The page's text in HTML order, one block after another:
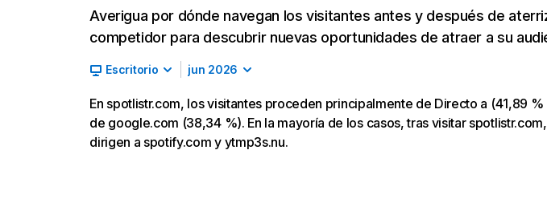
Averigua por dónde navegan los visitantes antes y después de
competidor para descubrir nuevas oportunidades de atraer a su
Escritorio jun 2026
En spotlistr.com, los visitantes proceden principalmente de Directo a (41,89
de google.com (38,34 %). En la mayoría de los casos, tras visitar
dirigen a spotify.com y ytmp3s.nu.